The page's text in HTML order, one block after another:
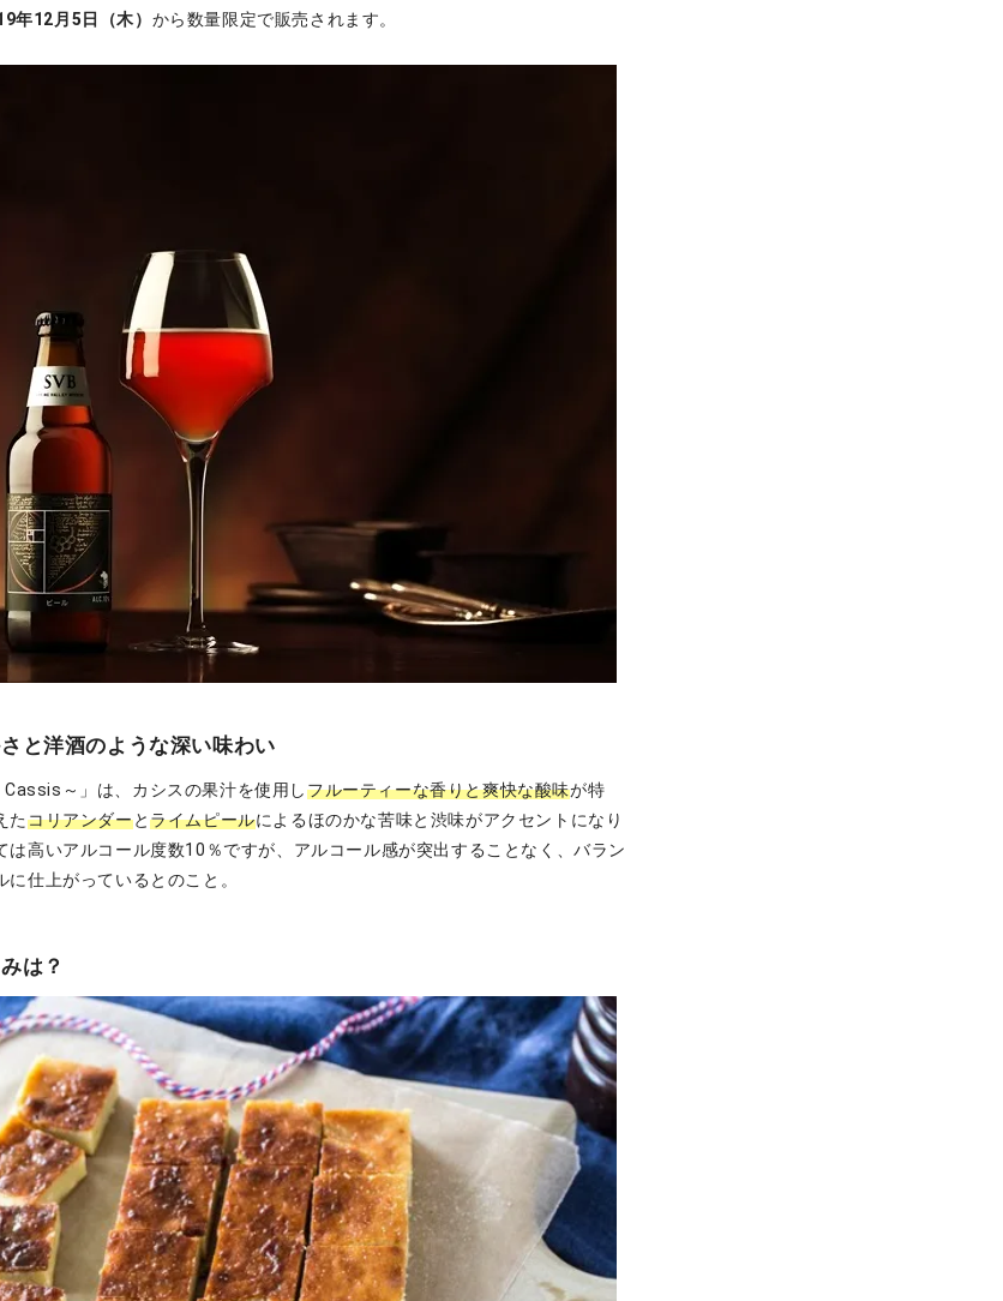
年12月5日（木） から数量限定で販売されます。
と洋酒のような深い味わい
～」は、カシスの果汁を使用しフルーティーな香りと爽快な酸味が特
たコリアンダーとライムピールによるほのかな苦味と渋味がアクセントになり
は高いアルコール度数10％ですが、アルコール感が突出することなく、バラン
仕上がっているとのこと。
は？